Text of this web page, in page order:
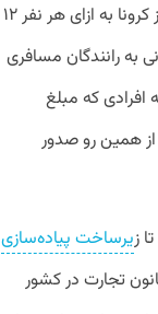
بخش دیگر، وام ۱۲ میلیونی است که به بنگاه‌های شدیدا آسیب دیده از کرونا به ازای هر نفر ۱۲
سوم تسهیلات ۶ میلیون تومانی به رانندگان مسافری
که مبلغ
از همین رو صدور
یرساخت پیاده‌سازی
قانون تجارت در کشور